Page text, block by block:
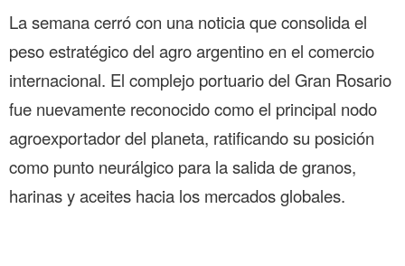
La semana cerró con una noticia que consolida el
peso estratégico del agro argentino en el comercio
internacional. El complejo portuario del Gran Rosario
fue nuevamente reconocido como el principal nodo
agroexportador del planeta, ratificando su posición
como punto neurálgico para la salida de granos,
harinas y aceites hacia los mercados globales.